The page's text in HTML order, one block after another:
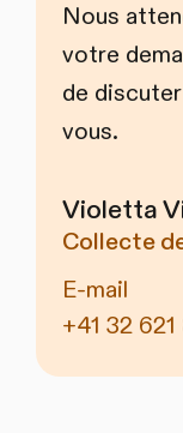
Nous
votre
de
vous.
Violetta
Collecte
E-mail
+41 32